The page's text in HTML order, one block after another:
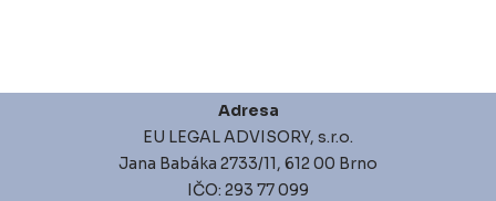
Adresa
EU LEGAL ADVISORY, s.r.o.
Jana Babáka 2733/11, 612 00 Brno
IČO: 293 77 099